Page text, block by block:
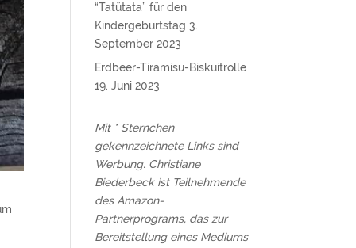
“Tatütata” für den
Kindergeburtstag 3.
September 2023
Erdbeer-Tiramisu-Biskuitrolle
19. Juni 2023
Mit * Sternchen
gekennzeichnete Links sind
Werbung. Christiane
Biederbeck ist Teilnehmende
des Amazon-
Partnerprograms, das zur
Bereitstellung eines Mediums